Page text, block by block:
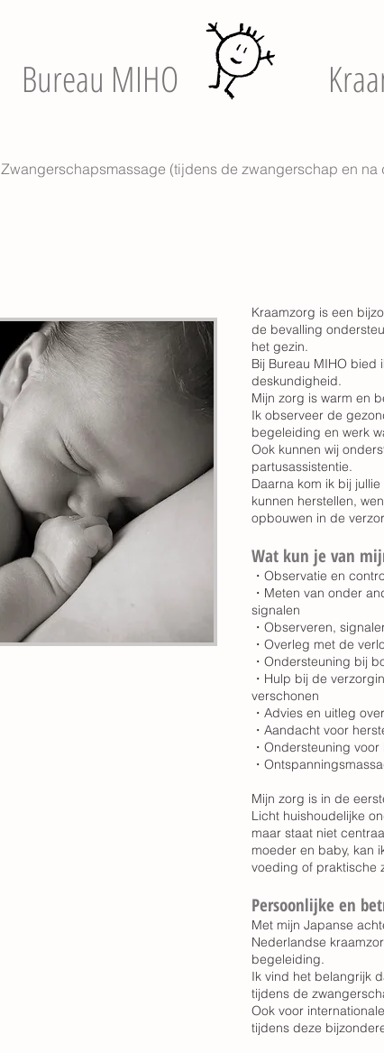
Bureau MIHO
Zwangerschapsmassage (tijdens de zwangerschap en na
Kraamzorg is een
de bevalling
het gezin.
Bij Bureau MIHO bied
deskundigheid.
Mijn zorg is warm en
Ik observeer de
begeleiding en werk
Ook kunnen wij
partusassistentie.
Daarna kom ik bij
kunnen herstellen,
opbouwen in de
Wat kun je van
・Observatie en
・Meten van onder
signalen
・Observeren,
・Overleg met de
・Ondersteuning bij
・Hulp bij de
verschonen
・Advies en uitleg
・Aandacht voor
・Ondersteuning
・
Mijn zorg is in de
Licht huishoudelijke
maar staat niet
moeder en baby, kan
voeding of praktische
Persoonlijke en
Met mijn Japanse
Nederlandse
begeleiding.
Ik vind het belangrijk
tijdens de
Ook voor
tijdens deze